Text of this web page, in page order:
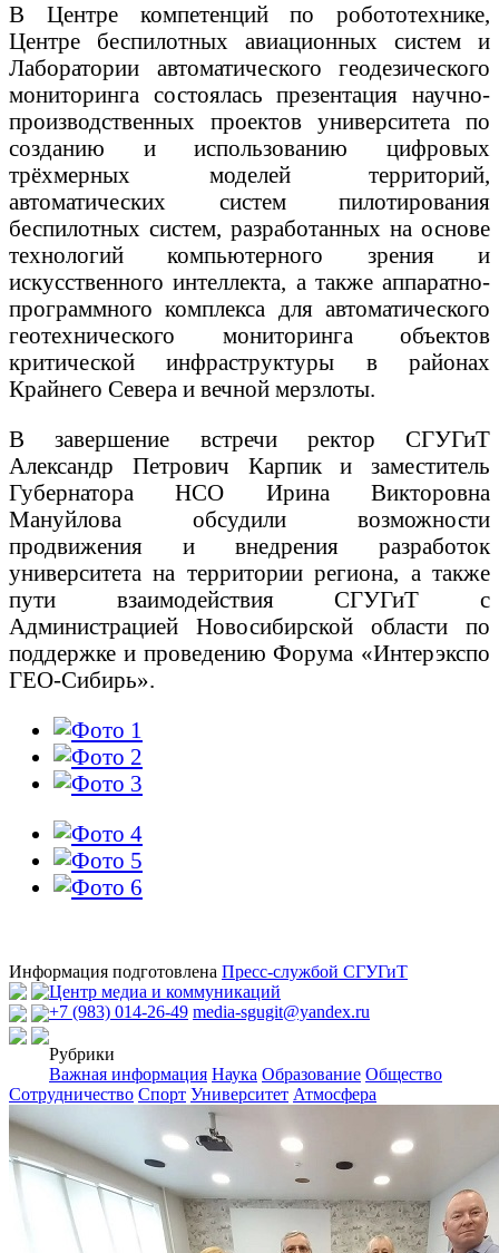
В Центре компетенций по робототехнике,
Центре беспилотных авиационных систем и
Лаборатории автоматического геодезического
мониторинга состоялась презентация научно-
производственных проектов университета по
созданию и использованию цифровых
трёхмерных моделей территорий,
автоматических систем пилотирования
беспилотных систем, разработанных на основе
технологий компьютерного зрения и
искусственного интеллекта, а также аппаратно-
программного комплекса для автоматического
геотехнического мониторинга объектов
критической инфраструктуры в районах
Крайнего Севера и вечной мерзлоты.
В завершение встречи ректор СГУГиТ
Александр Петрович Карпик и заместитель
Губернатора НСО Ирина Викторовна
Мануйлова обсудили возможности
продвижения и внедрения разработок
университета на территории региона, а также
пути взаимодействия СГУГиТ с
Администрацией Новосибирской области по
поддержке и проведению Форума «Интерэкспо
ГЕО-Сибирь».
Информация подготовлена Пресс-службой СГУГиТ
Центр медиа и коммуникаций
+7 (983) 014-26-49 media-sgugit@yandex.ru
Рубрики
Важная информация Наука Образование Общество
Сотрудничество Спорт Университет Атмосфера